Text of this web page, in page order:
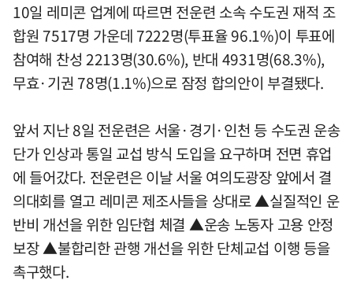
10일 레미콘 업계에 따르면 전운련 소속 수도권 재적 조
합원 7517명 가운데 7222명(투표율 96.1%)이 투표에
참여해 찬성 2213명(30.6%), 반대 4931명(68.3%),
무효·기권 78명(1.1%)으로 잠정 합의안이 부결됐다.
앞서 지난 8일 전운련은 서울·경기·인천 등 수도권 운송
단가 인상과 통일 교섭 방식 도입을 요구하며 전면 휴업
에 들어갔다. 전운련은 이날 서울 여의도광장 앞에서 결
의대회를 열고 레미콘 제조사들을 상대로 ▲실질적인 운
반비 개선을 위한 임단협 체결 ▲운송 노동자 고용 안정
보장 ▲불합리한 관행 개선을 위한 단체교섭 이행 등을
촉구했다.